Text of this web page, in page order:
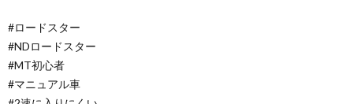
#ロードスター
#NDロードスター
#MT初心者
#マニュアル車